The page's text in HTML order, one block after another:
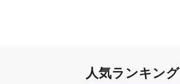
人気ランキング